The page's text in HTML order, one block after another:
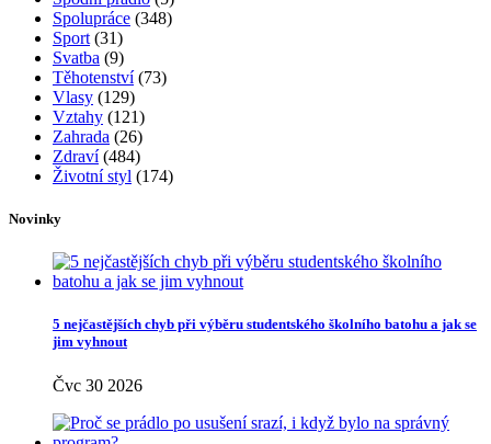
Spolupráce (348)
Sport (31)
Svatba (9)
Těhotenství(73)
Vlasy (129)
Vztahy (121)
Zahrada (26)
Zdraví(484)
Životní styl (174)
Novinky
5 nejčastějších chyb při výběru studentského školního batohu a jak se
jim vyhnout
Čvc 30 2026